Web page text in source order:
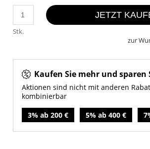
Stk.
JETZT
zur
Kaufen Sie mehr und sparen
Aktionen sind nicht mit anderen
kombinierbar
3% ab 200 €
5% ab 400 €